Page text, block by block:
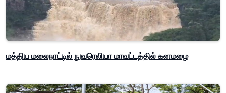
மத்திய மலைநாட்டில் நுவரெலியா மாவட்டத்தில் கனமழை